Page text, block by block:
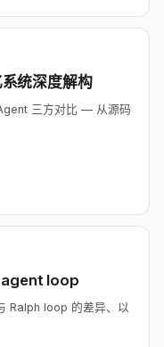
统深度解构
三方对比 — 从源码
agent loop
Ralph loop 的差异、以